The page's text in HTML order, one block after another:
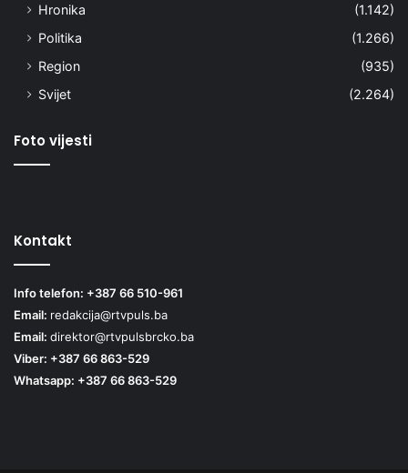
Hronika
(1.142)
Politika
(1.266)
Region
(935)
Svijet
(2.264)
Foto vijesti
Kontakt
Info telefon: +387 66 510-961
Email: redakcija@rtvpuls.ba
Email: direktor@rtvpulsbrcko.ba
Viber: +387 66 863-529
Whatsapp: +387 66 863-529